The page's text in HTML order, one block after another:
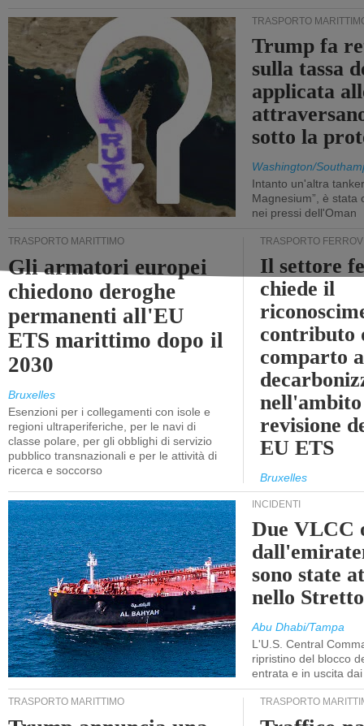
TRASPORTO
Trump fa
sulla tassa
applicata
sotto la
Washington/
Intanto un'altra
Magnesium”, è stata
nei pressi dell'Oman
TRASPORTO MARITTIMO
Gli armatori europei
chiedono deroghe
permanenti all'EU
ETS marittimo dopo il
2030
Bruxelles
Esenzioni per i collegamenti con isole e
regioni ultraperiferiche, per le navi di
classe polare, per gli obblighi di servizio
pubblico transnazionali e per le attività di
ricerca e soccorso
TRASPORTO
Il settore
chiede il
contributo
comparto
revisione
EU ETS
Bruxelles
INCIDENTI
Due VLCC
sono state
nello
Abu Dhabi/Tampa
L'U.S. Central
ripristino del blocco
entrata e in uscita
TRASPORTO MARITTIMO TRASPORTO